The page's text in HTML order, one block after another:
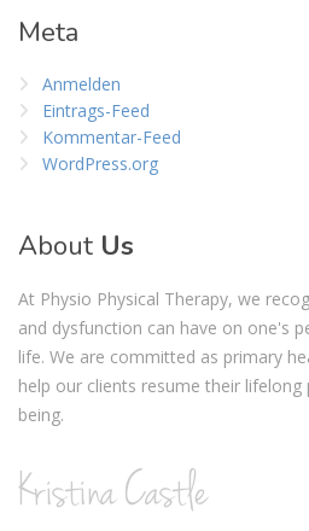
Meta
Anmelden
Eintrags-Feed
Kommentar-Feed
WordPress.org
About Us
At Physio Physical Therapy, we
and dysfunction can have on one's
life. We are committed as primary
help our clients resume their
being.